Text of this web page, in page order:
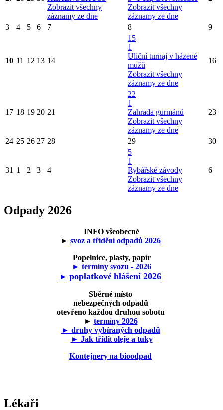
Zobrazit všechny
záznamy ze dne
Zobrazit všechny
záznamy ze dne
3 4 5 6 7 8 9
10 11 12 13 14
15
1
Uliční turnaj v házené
mužů
Zobrazit všechny
záznamy ze dne
16
17 18 19 20 21
22
1
Zahrada gurmánů
Zobrazit všechny
záznamy ze dne
23
24 25 26 27 28 29 30
31 1 2 3 4
5
1
Rybářské závody
Zobrazit všechny
záznamy ze dne
6
Odpady 2026
INFO všeobecné
► svoz a třídění odpadů 2026
Popelnice, plasty, papír
► termíny svozu - 2026
► poplatkové hlášení 2026
Sběrné místo
nebezpečných odpadů
otevřeno každou druhou sobotu
► termíny 2026
► druhy vybíraných odpadů
► Jak třídit oleje a tuky
Kontejnery na bioodpad
Lékaři